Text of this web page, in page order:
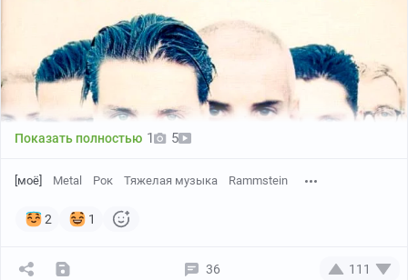
Тут о новой немецкой тяжести (что-то-типа-
Показать полностью 1 5
[моё] Metal Рок Тяжелая музыка Rammstein
2 1
36 111